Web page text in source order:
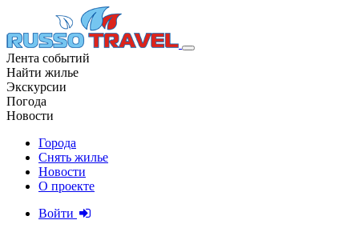
Лента событий
Найти жилье
Экскурсии
Погода
Новости
Города
Снять жилье
Новости
О проекте
Войти